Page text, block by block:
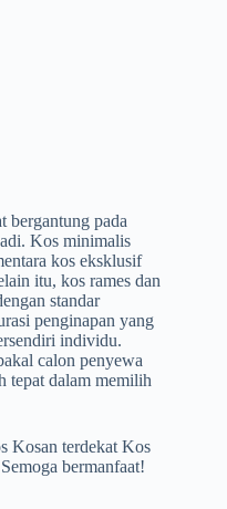
bergantung pada
Kos minimalis
kos eksklusif
itu, kos rames dan
standar
penginapan yang
individu.
calon penyewa
tepat dalam memilih
Kosan terdekat Kos
bermanfaat!